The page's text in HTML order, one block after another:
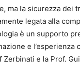
ma la sicurezza dei
legata alla
è un supporto
e l’esperienza
e la Prof.